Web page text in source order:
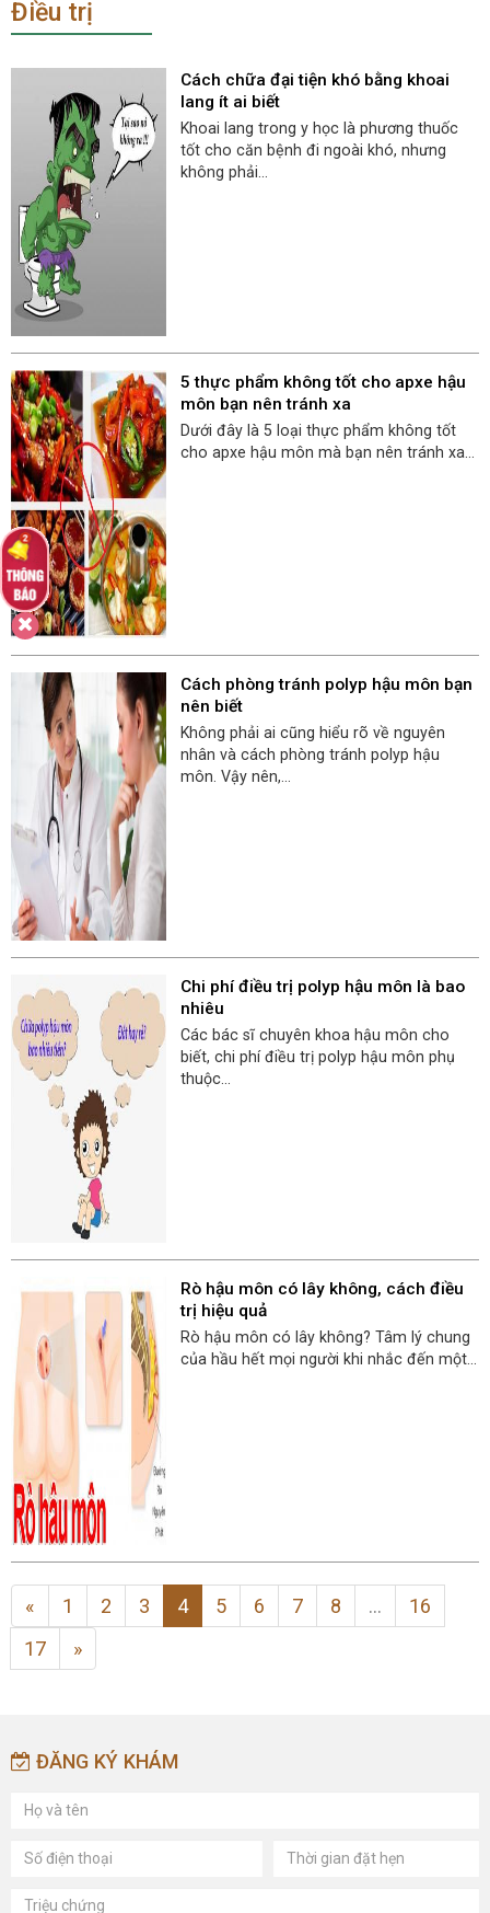
Điều trị
Cách chữa đại tiện khó bằng khoai
lang ít ai biết
Khoai lang trong y học là phương thuốc
tốt cho căn bệnh đi ngoài khó, nhưng
không phải...
5 thực phẩm không tốt cho apxe hậu
môn bạn nên tránh xa
Dưới đây là 5 loại thực phẩm không tốt
cho apxe hậu môn mà bạn nên tránh xa...
Cách phòng tránh polyp hậu môn bạn
nên biết
Không phải ai cũng hiểu rõ về nguyên
nhân và cách phòng tránh polyp hậu
môn. Vậy nên,...
Chi phí điều trị polyp hậu môn là bao
nhiêu
Các bác sĩ chuyên khoa hậu môn cho
biết, chi phí điều trị polyp hậu môn phụ
thuộc...
​​​​​​​Rò hậu môn có lây không, cách điều
trị hiệu quả
Rò hậu môn có lây không? Tâm lý chung
của hầu hết mọi người khi nhắc đến một...
« 1 2 3 4 5 6 7 8 ...
16
17
»
ĐĂNG KÝ KHÁM